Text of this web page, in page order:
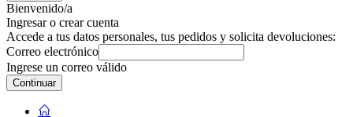
Bienvenido/a
Ingresar o crear cuenta
Accede a tus datos personales, tus pedidos y solicita devoluciones:
Correo electrónico
Ingrese un correo válido
Continuar